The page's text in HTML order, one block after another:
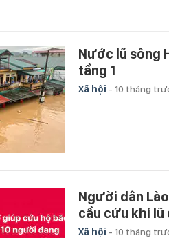
Nước lũ sông
tầng 1
Xã hội - 10 tháng
Người dân
cầu cứu khi lũ
Xã hội - 10 tháng